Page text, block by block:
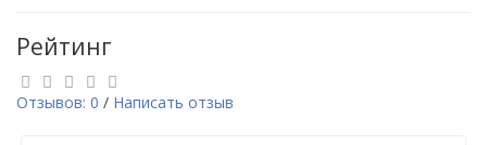
Рейтинг
Отзывов: 0 / Написать отзыв